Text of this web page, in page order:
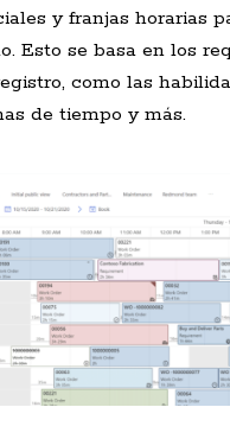
y franjas horarias
Esto se basa en los
como las
de tiempo y más.